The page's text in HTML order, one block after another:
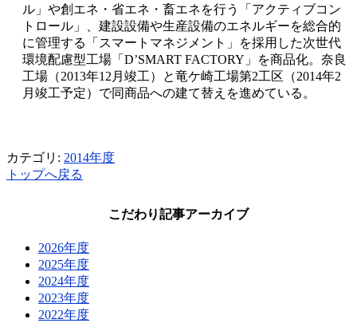
ル」や創エネ・省エネ・畜エネを行う「アクティブコン
トロール」、建設設備や生産設備のエネルギーを総合的
に管理する「スマートマネジメント」を採用した次世代
環境配慮型工場「D’SMART FACTORY」を商品化。奈良
工場（2013年12月竣工）と竜ケ崎工場第2工区（2014年2
月竣工予定）で同商品への建て替えを進めている。
カテゴリ: 2014年度
トップへ戻る
こだわり記事アーカイブ
2026年度
2025年度
2024年度
2023年度
2022年度